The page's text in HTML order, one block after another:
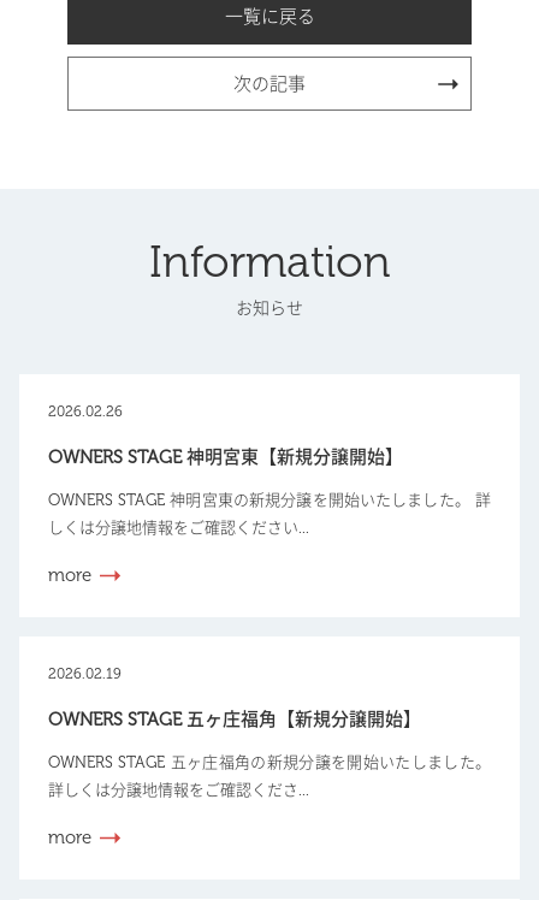
一覧に戻る
次の記事
Information
お知らせ
2026.02.26
OWNERS STAGE 神明宮東【新規分譲開始】
OWNERS STAGE 神明宮東の新規分譲を開始いたしました。 詳
しくは分譲地情報をご確認ください...
more
2026.02.19
OWNERS STAGE 五ヶ庄福角【新規分譲開始】
OWNERS STAGE 五ヶ庄福角の新規分譲を開始いたしました。
詳しくは分譲地情報をご確認くださ...
more